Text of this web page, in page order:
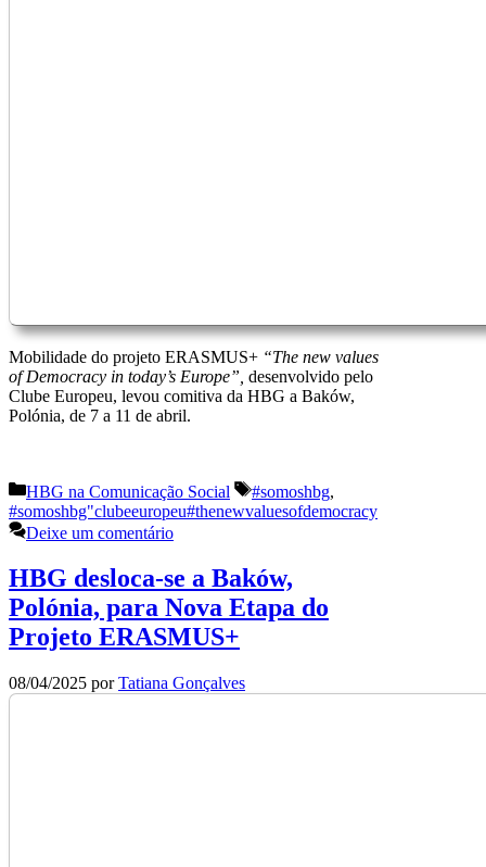
Mobilidade do projeto ERASMUS+ “The new values
of Democracy in today’s Europe”, desenvolvido pelo
Clube Europeu, levou comitiva da HBG a Baków,
Polónia, de 7 a 11 de abril.
Categorias
HBG na Comunicação Social Etiquetas
#somoshbg,
#somoshbg"clubeeuropeu#thenewvaluesofdemocracy
Deixe um comentário
HBG desloca-se a Baków,
Polónia, para Nova Etapa do
Projeto ERASMUS+
08/04/2025 porTatiana Gonçalves